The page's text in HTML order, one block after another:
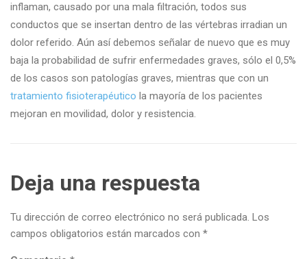
inflaman, causado por una mala filtración, todos sus
conductos que se insertan dentro de las vértebras irradian un
dolor referido. Aún así debemos señalar de nuevo que es muy
baja la probabilidad de sufrir enfermedades graves, sólo el 0,5%
de los casos son patologías graves, mientras que con un
tratamiento fisioterapéutico la mayoría de los pacientes
mejoran en movilidad, dolor y resistencia.
Deja una respuesta
Tu dirección de correo electrónico no será publicada. Los
campos obligatorios están marcados con *